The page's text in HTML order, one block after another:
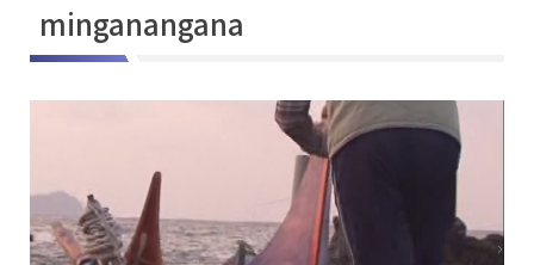
minganangana